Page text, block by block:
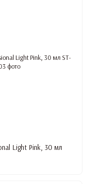
Light Pink, 30 мл